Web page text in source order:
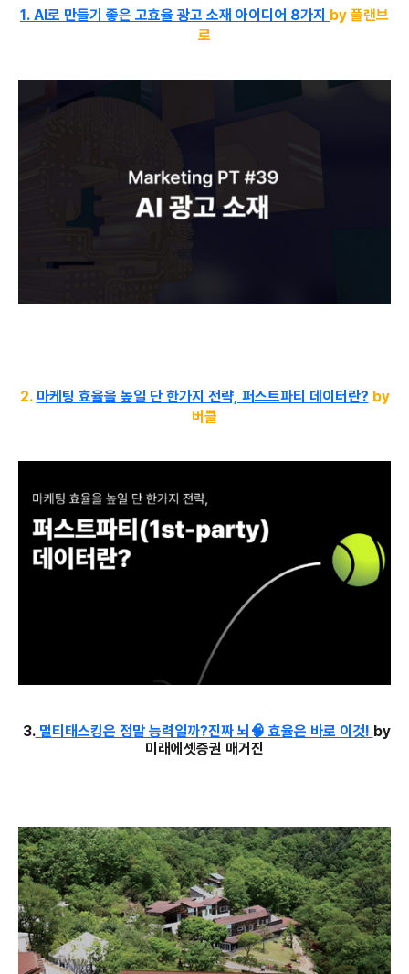
1. AI로 만들기 좋은 고효율 광고 소재 아이디어 8가지 by 플랜브
로
2. 마케팅 효율을 높일 단 한가지 전략, 퍼스트파티 데이터란? by
버클
3.멀티태스킹은 정말 능력일까?진짜 뇌🧠 효율은 바로 이것! by
미래에셋증권 매거진